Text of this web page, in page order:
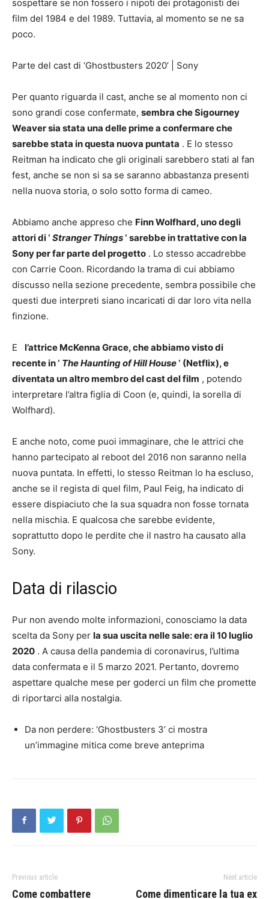
sospettare se non fossero i nipoti dei protagonisti dei
film del 1984 e del 1989. Tuttavia, al momento se ne sa
poco.
Parte del cast di ‘Ghostbusters 2020’ Sony
Per quanto riguarda il cast, anche se al momento non ci
sono grandi cose confermate, sembra che Sigourney
Weaver sia stata una delle prime a confermare che
sarebbe stata in questa nuova puntata . E lo stesso
Reitman ha indicato che gli originali sarebbero stati al fan
fest, anche se non si sa se saranno abbastanza presenti
nella nuova storia, o solo sotto forma di cameo.
Abbiamo anche appreso che Finn Wolfhard, uno degli
attori di ‘ Stranger Things‘ sarebbe in trattative con la
Sony per far parte del progetto . Lo stesso accadrebbe
con Carrie Coon. Ricordando la trama di cui abbiamo
discusso nella sezione precedente, sembra possibile che
questi due interpreti siano incaricati di dar loro vita nella
finzione.
E l’attrice McKenna Grace, che abbiamo visto di
recente in ‘ The Haunting of Hill House‘ (Netflix), e
diventata un altro membro del cast del film , potendo
interpretare l’altra figlia di Coon (e, quindi, la sorella di
Wolfhard).
E anche noto, come puoi immaginare, che le attrici che
hanno partecipato al reboot del 2016 non saranno nella
nuova puntata. In effetti, lo stesso Reitman lo ha escluso,
anche se il regista di quel film, Paul Feig, ha indicato di
essere dispiaciuto che la sua squadra non fosse tornata
nella mischia. E qualcosa che sarebbe evidente,
soprattutto dopo le perdite che il nastro ha causato alla
Sony.
Data di rilascio
Pur non avendo molte informazioni, conosciamo la data
scelta da Sony per la sua uscita nelle sale: era il 10 luglio
2020 . A causa della pandemia di coronavirus, l’ultima
data confermata e il 5 marzo 2021. Pertanto, dovremo
aspettare qualche mese per goderci un film che promette
di riportarci alla nostalgia.
Da non perdere: ‘Ghostbusters 3’ ci mostra
un’immagine mitica come breve anteprima
Previous article
Come combattere
Next article
Come dimenticare la tua ex